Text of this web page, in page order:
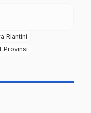
Riantini
Provinsi